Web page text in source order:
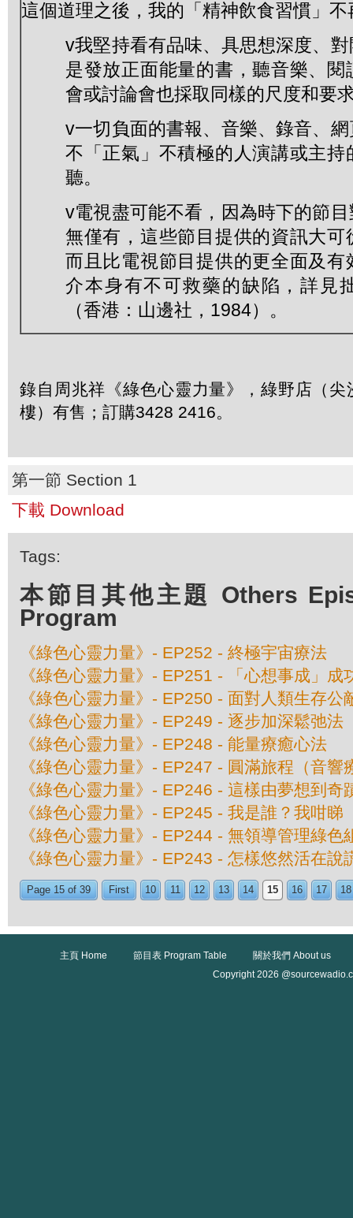
這個道理之後，我的「精神飲食習慣」不
v我堅持看有品味、具思想深度、
是發放正面能量的書，聽音樂、閱
會或討論會也採取同樣的尺度和要
v一切負面的書報、音樂、錄音、
不「正氣」不積極的人演講或主持
聽。
v電視盡可能不看，因為時下的節
無僅有，這些節目提供的資訊大可
而且比電視節目提供的更全面及有
介本身有不可救藥的缺陷，詳見
（香港：山邊社，1984）。
錄自周兆祥《綠色心靈力量》，綠野店（
樓）有售；訂購3428 2416。
第一節 Section 1
下載 Download
Tags:
本節目其他主題 Others
Program
《綠色心靈力量》- EP252 - 終極宇宙療法
《綠色心靈力量》- EP251 - 「心想事成」成
《綠色心靈力量》- EP250 - 面對人類生存公
《綠色心靈力量》- EP249 - 逐步加深鬆弛法
《綠色心靈力量》- EP248 - 能量療癒心法
《綠色心靈力量》- EP247 - 圓滿旅程（音響
《綠色心靈力量》- EP246 - 這樣由夢想到奇
《綠色心靈力量》- EP245 - 我是誰？我咁睇
《綠色心靈力量》- EP244 - 無領導管理綠色
《綠色心靈力量》- EP243 - 怎樣悠然活在說
Page 15 of 39 First 10 11 12 13 14 15 16 17 18
主頁 Home 節目表 Program Table
關於我們 About us
Copyright 2026